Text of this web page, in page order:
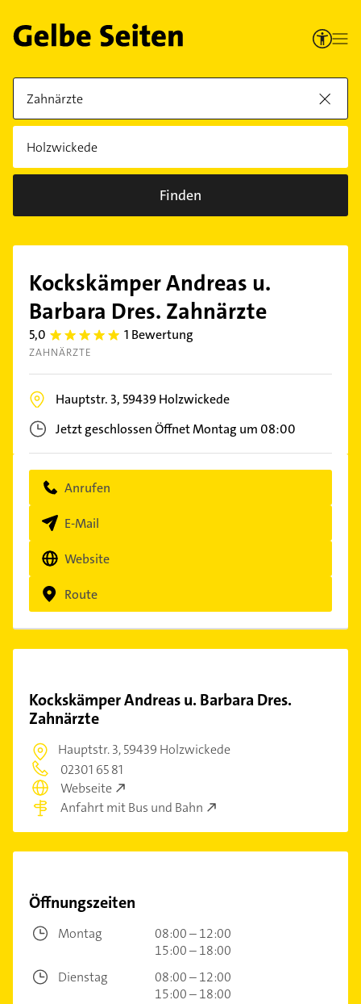
Finden
Kockskämper Andreas u.
Barbara Dres. Zahnärzte
5,0 5.0 1 Bewertung
ZAHNÄRZTE
Hauptstr. 3, 59439Holzwickede
Jetzt geschlossenÖffnet Montag um 08:00
Anrufen
E-Mail
Website
Route
Kockskämper Andreas u. Barbara Dres.
Zahnärzte
Hauptstr. 3,59439 Holzwickede
02301 65 81
Webseite
Anfahrt mit Bus und Bahn
Öffnungszeiten
Montag
08:00 – 12:00
15:00 – 18:00
Dienstag
08:00 – 12:00
15:00 – 18:00